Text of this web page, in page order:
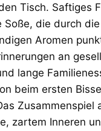
Tisch. Saftiges
Soße, die durch
Aromen
an
lange
beim ersten
Zusammenspiel
zartem Inneren